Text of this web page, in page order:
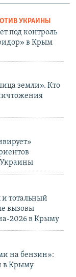
УКРАИНЫ
под контроль
в Крым
земли». Кто
Украины
тотальный
вызовы
2026 в Крыму
на бензин»:
в Крыму